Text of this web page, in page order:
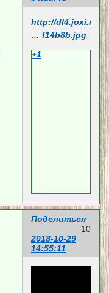
http://dl4.joxi.net/
… f14b8b.jpg
+1
Поделиться
10
2018-10-29
14:55:11